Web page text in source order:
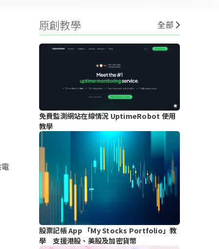
原創教學 全部
免費監測網站在線情況 UptimeRobot 使用
教學
股票記帳 App 「My Stocks Portfolio」教
學 支援港股、美股及加密貨幣